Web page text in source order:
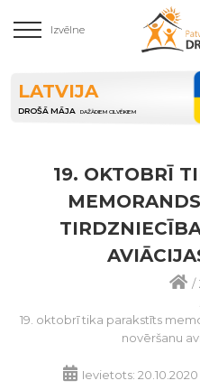
Izvēlne
LATVIJA
DROŠĀ MĀJA DAŽĀDIEM CILVĒKIEM
19. OKTOBRĪ
/
19. oktobrī tika parakstīts
novēršanu
Ievietots: 20.10.2020